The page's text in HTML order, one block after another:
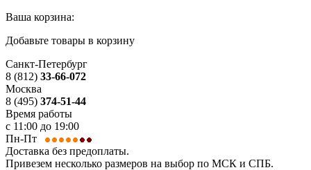
Ваша корзина:
Добавьте товары в корзину
Санкт-Петербург
8 (812) 33-66-072
Москва
8 (495) 374-51-44
Время работы
с 11:00 до 19:00
Пн-Пт
Доставка без предоплаты.
Привезем несколько размеров на выбор по МСК и СПБ.